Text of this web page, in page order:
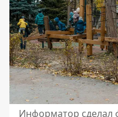
Информатор сделал